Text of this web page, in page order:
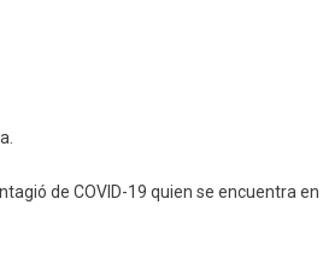
de COVID-19 quien se encuentra en